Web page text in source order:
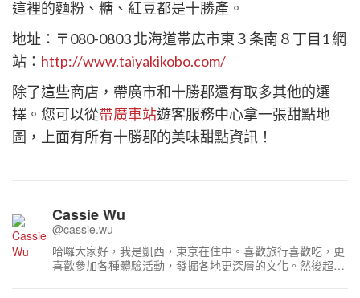
這裡的麵粉、糖、紅豆都是十勝產。
地址：〒080-0803 北海道帯広市東３条南８丁目1 網
站： http://www.taiyakikobo.com/
除了這些商店，帶廣市和十勝郡還有取多其他的選
擇。您可以從​帶廣車站遊客服務中心拿一張甜點地
圖，上面有所有十勝郡的美味甜點資訊！
Cassie Wu
@cassie.wu
哈囉大家好，我是凱西，東京在住中。喜歡旅行喜歡吃，更
喜歡參加各種體驗活動，發掘各地更深層的文化。然後超級